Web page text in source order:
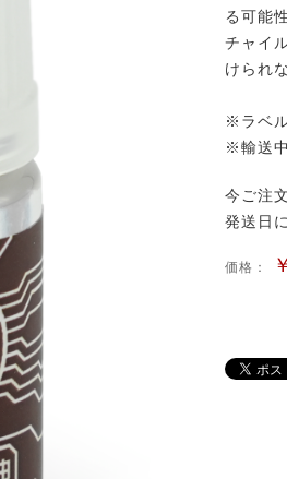
る可能
チャイ
けられ
※ラベ
※輸送
今ご注
発送日
価格：